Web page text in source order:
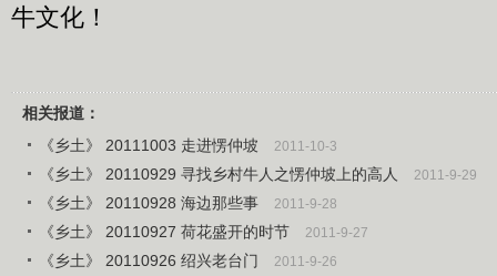
牛文化！
相关报道：
《乡土》 20111003 走进愣仲坡
2011-10-3
《乡土》 20110929 寻找乡村牛人之愣仲坡上的高人 2011-9-29
《乡土》 20110928 海边那些事 2011-9-28
《乡土》 20110927 荷花盛开的时节 2011-9-27
《乡土》 20110926 绍兴老台门 2011-9-26